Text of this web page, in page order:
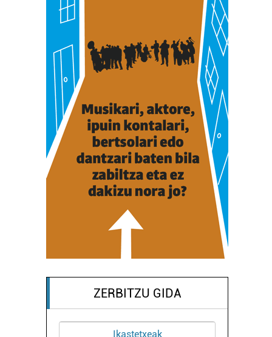
ZERBITZU GIDA
Ikastetxeak